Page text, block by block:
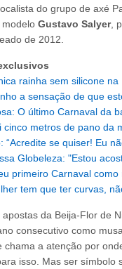
do grupo de axé
modelo Gustavo Salyer,
de 2012.
rainha sem silicone
a sensação de que
O último Carnaval da
cinco metros de pano da
“Acredite se quiser! Eu
Globeleza: "Estou
primeiro Carnaval como
tem que ter curvas,
da Beija-Flor de
consecutivo como
chama a atenção por
isso. Mas ser símbolo